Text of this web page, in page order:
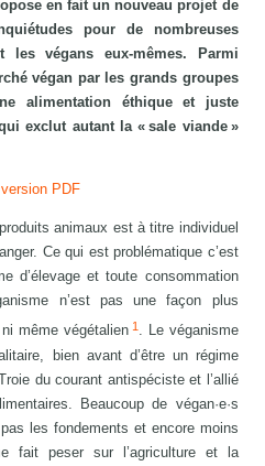
en fait un nouveau projet de
pour de nombreuses
les végans eux-mêmes. Parmi
végan par les grands groupes
alimentation éthique et juste
exclut autant la « sale viande »
PDF
animaux est à titre individuel
Ce qui est problématique c’est
d’élevage et toute consommation
n’est pas une façon plus
même végétalien 1. Le véganisme
bien avant d’être un régime
du courant antispéciste et l’allié
Beaucoup de végan·e·s
les fondements et encore moins
fait peser sur l’agriculture et la